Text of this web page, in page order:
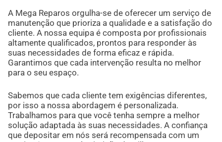
A Mega Reparos orgulha-se de oferecer um serviço de
manutenção que prioriza a qualidade e a satisfação do
cliente. A nossa equipa é composta por profissionais
altamente qualificados, prontos para responder às
suas necessidades de forma eficaz e rápida.
Garantimos que cada intervenção resulta no melhor
para o seu espaço.
Sabemos que cada cliente tem exigências diferentes,
por isso a nossa abordagem é personalizada.
Trabalhamos para que você tenha sempre a melhor
solução adaptada às suas necessidades. A confiança
que depositar em nós será recompensada com um